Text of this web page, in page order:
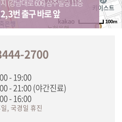
100m
(강남대로 606) 삼주빌딩 11층
3번 출구 바로 앞
2700
- 19:00
- 21:00 (야간진료)
- 16:00
, 국경일 휴진